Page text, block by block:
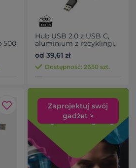
500
Hub USB 2.0 z USB C,
aluminium z recyklingu
od 39,61 zł
Dostępność: 2650 szt.
Zaprojektuj swój
gadżet >